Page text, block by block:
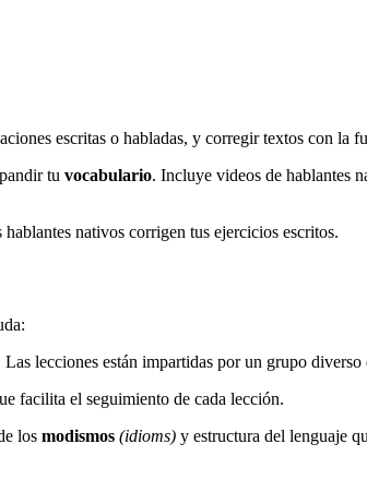
escritas o habladas, y corregir textos con la
tu vocabulario. Incluye videos de hablantes
nativos corrigen tus ejercicios escritos.
lecciones están impartidas por un grupo
facilita el seguimiento de cada lección.
los modismos (idioms) y estructura del lenguaje